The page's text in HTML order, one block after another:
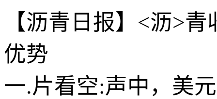
【沥青日报】<沥>
优势
一.片看空:声中，美